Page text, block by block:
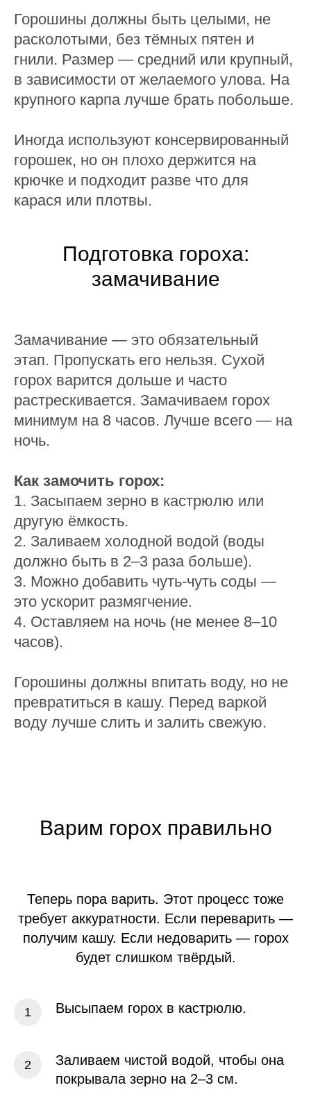
Горошины должны быть целыми, не
расколотыми, без тёмных пятен и
гнили. Размер — средний или крупный,
в зависимости от желаемого улова. На
крупного карпа лучше брать побольше.
Иногда используют консервированный
горошек, но он плохо держится на
крючке и подходит разве что для
карася или плотвы.
Подготовка гороха:
замачивание
Замачивание — это обязательный
этап. Пропускать его нельзя. Сухой
горох варится дольше и часто
растрескивается. Замачиваем горох
минимум на 8 часов. Лучше всего — на
ночь.
Как замочить горох:
1. Засыпаем зерно в кастрюлю или
другую ёмкость.
2. Заливаем холодной водой (воды
должно быть в 2–3 раза больше).
3. Можно добавить чуть-чуть соды —
это ускорит размягчение.
4. Оставляем на ночь (не менее 8–10
часов).
Горошины должны впитать воду, но не
превратиться в кашу. Перед варкой
воду лучше слить и залить свежую.
Варим горох правильно
Теперь пора варить. Этот процесс тоже
требует аккуратности. Если переварить —
получим кашу. Если недоварить — горох
будет слишком твёрдый.
Высыпаем горох в кастрюлю.
Заливаем чистой водой, чтобы она
покрывала зерно на 2–3 см.